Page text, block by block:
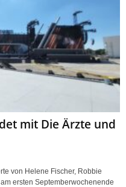
mit Die Ärzte und
von Helene Fischer, Robbie
ersten Septemberwochenende